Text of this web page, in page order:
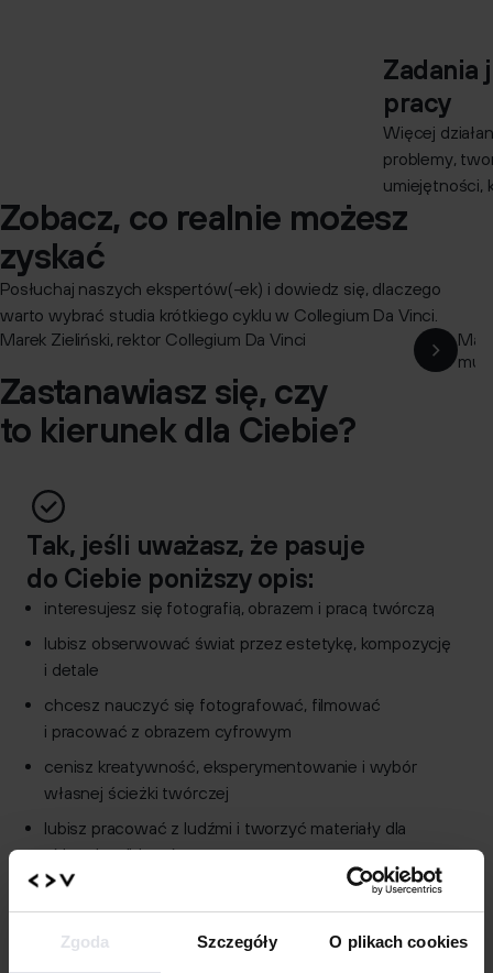
Zgoda Szczegóły O plikach cookies
Zadania
pracy
Więcej
problemy,
umiejętności,
Zobacz, co realnie możesz
zyskać
Posłuchaj naszych ekspertów(-ek) i dowiedz się, dlaczego
warto wybrać studia krótkiego cyklu w Collegium Da Vinci.
Wstrzymaj
Włącz
Marek Zieliński, rektor Collegium Da Vinci
Zastanawiasz się, czy
to kierunek dla Ciebie?
Tak, jeśli uważasz, że pasuje
do Ciebie poniższy opis:
interesujesz się fotografią, obrazem i pracą twórczą
lubisz obserwować świat przez estetykę, kompozycję
i detale
chcesz nauczyć się fotografować, filmować
i pracować z obrazem cyfrowym
cenisz kreatywność, eksperymentowanie i wybór
własnej ścieżki twórczej
lubisz pracować z ludźmi i tworzyć materiały dla
różnych odbiorców
dobrze odnajdujesz się w pracy projektowej
i w zadaniach praktycznych
chcesz rozwijać swoje portfolio oraz umiejętność